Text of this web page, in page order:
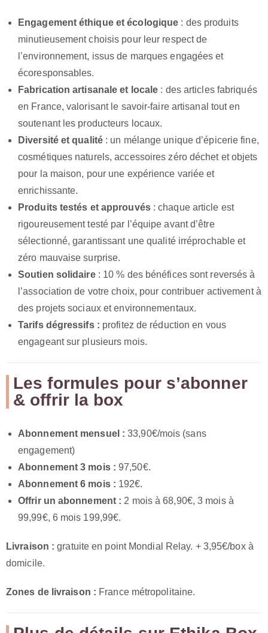
Engagement éthique et écologique : des produits
minutieusement choisis pour leur respect de
l’environnement, issus de marques engagées et
écoresponsables.
Fabrication artisanale et locale : des articles fabriqués
en France, valorisant le savoir-faire artisanal tout en
soutenant les producteurs locaux.
Diversité et qualité : un mélange unique d’épicerie fine,
cosmétiques naturels, accessoires zéro déchet et objets
pour la maison, pour une expérience variée et
enrichissante.
Produits testés et approuvés: chaque article est
rigoureusement testé par l’équipe avant d’être
sélectionné, garantissant une qualité irréprochable et
zéro mauvaise surprise.
Soutien solidaire: 10 % des bénéfices sont reversés à
l’association de votre choix, pour contribuer activement à
des projets sociaux et environnementaux.
Tarifs dégressifs : profitez de réduction en vous
engageant sur plusieurs mois.
Les formules pour s’abonner
& offrir la box
Abonnement mensuel : 33,90€/mois (sans
engagement)
Abonnement 3 mois : 97,50€.
Abonnement 6 mois : 192€.
Offrir un abonnement : 2 mois à 68,90€, 3 mois à
99,99€, 6 mois 199,99€.
Livraison : gratuite en point Mondial Relay. + 3,95€/box à
domicile.
Zones de livraison : France métropolitaine.